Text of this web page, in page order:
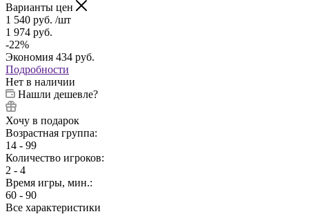
Варианты цен
1 540 руб. /шт
1 974 руб.
-22%
Экономия 434 руб.
Подробности
Нет в наличии
Нашли дешевле?
Хочу в подарок
Возрастная группа:
14 - 99
Количество игроков:
2 - 4
Время игры, мин.:
60 - 90
Все характеристики